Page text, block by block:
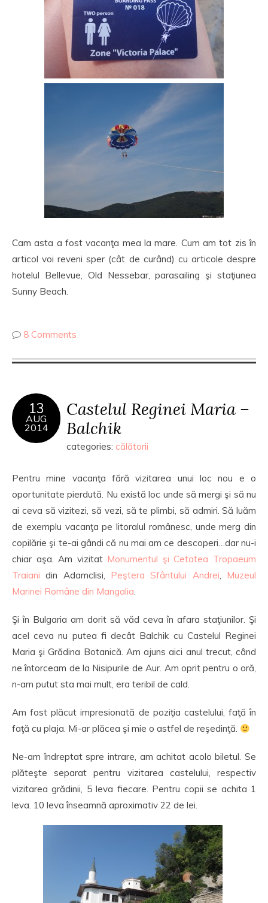
Cam asta a fost vacanţa mea la mare. Cum am tot zis în
articol voi reveni sper (cât de curând) cu articole despre
hotelul Bellevue, Old Nessebar, parasailing şi staţiunea
Sunny Beach.
8 Comments
13
AUG
2014
Castelul Reginei Maria –
Balchik
categories: călătorii
Pentru mine vacanţa fără vizitarea unui loc nou e o
oportunitate pierdută. Nu există loc unde să mergi şi să nu
ai ceva să vizitezi, să vezi, să te plimbi, să admiri. Să luăm
de exemplu vacanţa pe litoralul românesc, unde merg din
copilărie şi te-ai gândi că nu mai am ce descoperi…dar nu-i
chiar aşa. Am vizitat Monumentul şi Cetatea Tropaeum
Traiani din Adamclisi, Peştera Sfântului Andrei, Muzeul
Marinei Române din Mangalia.
Şi în Bulgaria am dorit să văd ceva în afara staţiunilor. Şi
acel ceva nu putea fi decât Balchik cu Castelul Reginei
Maria şi Grădina Botanică. Am ajuns aici anul trecut, când
ne întorceam de la Nisipurile de Aur. Am oprit pentru o oră,
n-am putut sta mai mult, era teribil de cald.
Am fost plăcut impresionată de poziţia castelului, faţă în
faţă cu plaja. Mi-ar plăcea şi mie o astfel de reşedinţă.
Ne-am îndreptat spre intrare, am achitat acolo biletul. Se
plăteşte separat pentru vizitarea castelului, respectiv
vizitarea grădinii, 5 leva fiecare. Pentru copii se achita 1
leva. 10 leva înseamnă aproximativ 22 de lei.